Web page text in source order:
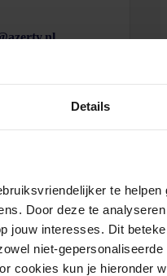
Details
te
Door deze te
jouw interesses. Dit
niet-
cookies kun je hieronder